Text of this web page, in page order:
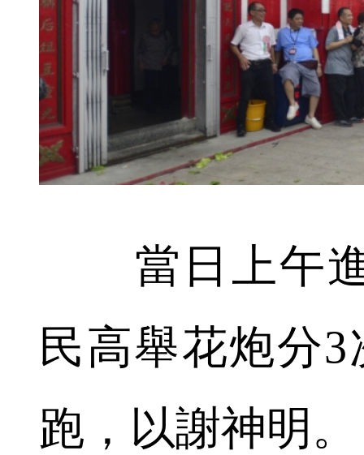
當日上午進
民高舉花炮分
跑，以謝神明。